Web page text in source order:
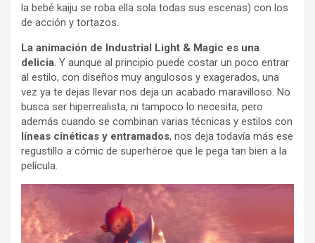
la bebé kaiju se roba ella sola todas sus escenas) con los
de acción y tortazos.
La animación de Industrial Light & Magic es una
delicia . Y aunque al principio puede costar un poco entrar
al estilo, con diseños muy angulosos y exagerados, una
vez ya te dejas llevar nos deja un acabado maravilloso. No
busca ser hiperrealista, ni tampoco lo necesita, pero
además cuando se combinan varias técnicas y estilos con
líneas cinéticas y entramados, nos deja todavía más ese
regustillo a cómic de superhéroe que le pega tan bien a la
película.